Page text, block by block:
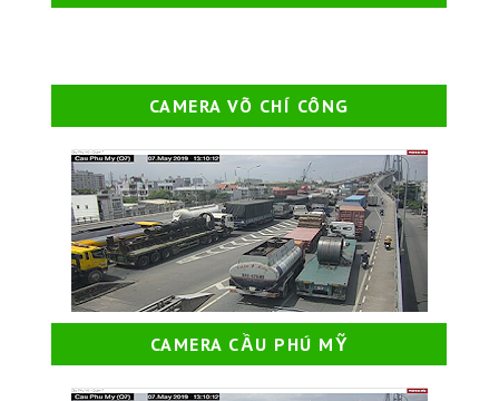
CAMERA VÕ CHÍ CÔNG
CAMERA CẦU PHÚ MỸ